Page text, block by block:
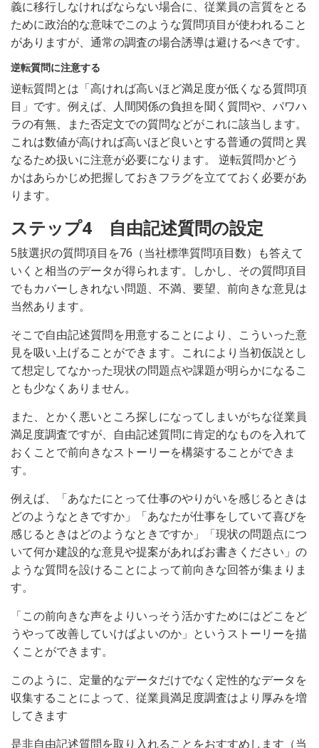
義に移行しなければならない場合に、従業員の言質をとる
ために政治的な意味でこのような質問項目が使われること
がありますが、通常の調査の場合誘導は避けるべきです。
逆転質問に注意する
逆転質問とは「高ければ高いほど満足度が低くなる質問項
目」です。例えば、人間関係の負担を聞く質問や、パワハ
ラの有無、また否定文での質問などがこれに該当します。
これは数値が高ければ高いほど良いとする普通の質問と異
なるため扱いに注意が必要になります。 逆転質問かどう
かはあらかじめ把握しておきフラグを立てておく必要があ
ります。
ステップ4 自由記述質問の設定
5肢選択の質問項目を76（当社標準質問項目数）も答えて
いくと相当のデータが得られます。しかし、その質問項目
でもカバーしきれない問題、不満、要望、前向きな意見は
当然あります。
そこで自由記述質問を用意することにより、こういった意
見を吸い上げることができます。これにより当初仮説とし
て想定してなかった現状の問題点や課題が明らかになるこ
とも少なくありません。
また、とかく悪いところ探しになってしまいがちな従業員
満足度調査ですが、自由記述質問に肯定的なものを入れて
おくことで前向きなストーリーを構築することができま
す。
例えば、「あなたにとって仕事のやりがいを感じるときは
どのようなときですか」「あなたが仕事をしていて喜びを
感じるときはどのようなときですか」「現状の問題点につ
いて何か建設的な意見や提案があればお書きください」の
ような質問を設けることによって前向きな回答が集まりま
す。
「この前向きな声をよりいっそう活かすためにはどこをど
うやって改善していけばよいのか」というストーリーを描
くことができます。
このように、定量的なデータだけでなく定性的なデータを
収集することによって、従業員満足度調査はより厚みを増
してきます
是非自由記述質問を取り入れることをおすすめします（当